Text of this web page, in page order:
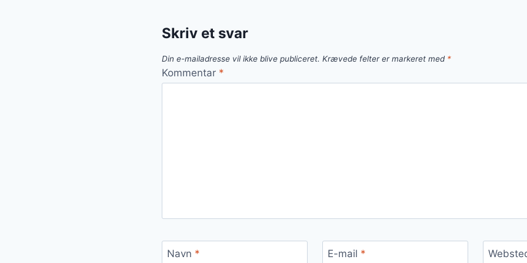
Skriv et svar
Din e-mailadresse vil ikke blive publiceret. Krævede felter er markeret med *
Kommentar *
Navn * E-mail *